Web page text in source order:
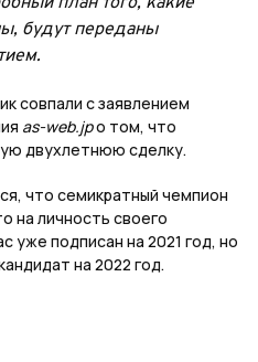
будут переданы
совпали с заявлением
as-web.jpо том, что
двухлетнюю сделку.
что семикратный чемпион
на личность своего
уже подписан на 2021 год, но
на 2022 год.